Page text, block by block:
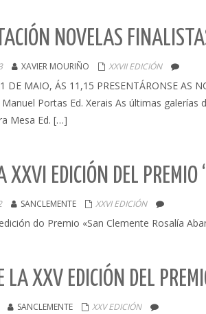
NOVELAS
XAVIER MOURIÑO XXVII EDICIÓN
DE MAIO, ÁS 11,15 PRESENTÁRONSE AS
Portas Ed. Xerais As últimas galerías
Mesa Ed. […]
XXVI EDICIÓN DEL
SANCLEMENTE XXVI EDICIÓN
do Premio «San Clemente Rosalía
LA XXV EDICIÓN DEL
SANCLEMENTE XXV EDICIÓN